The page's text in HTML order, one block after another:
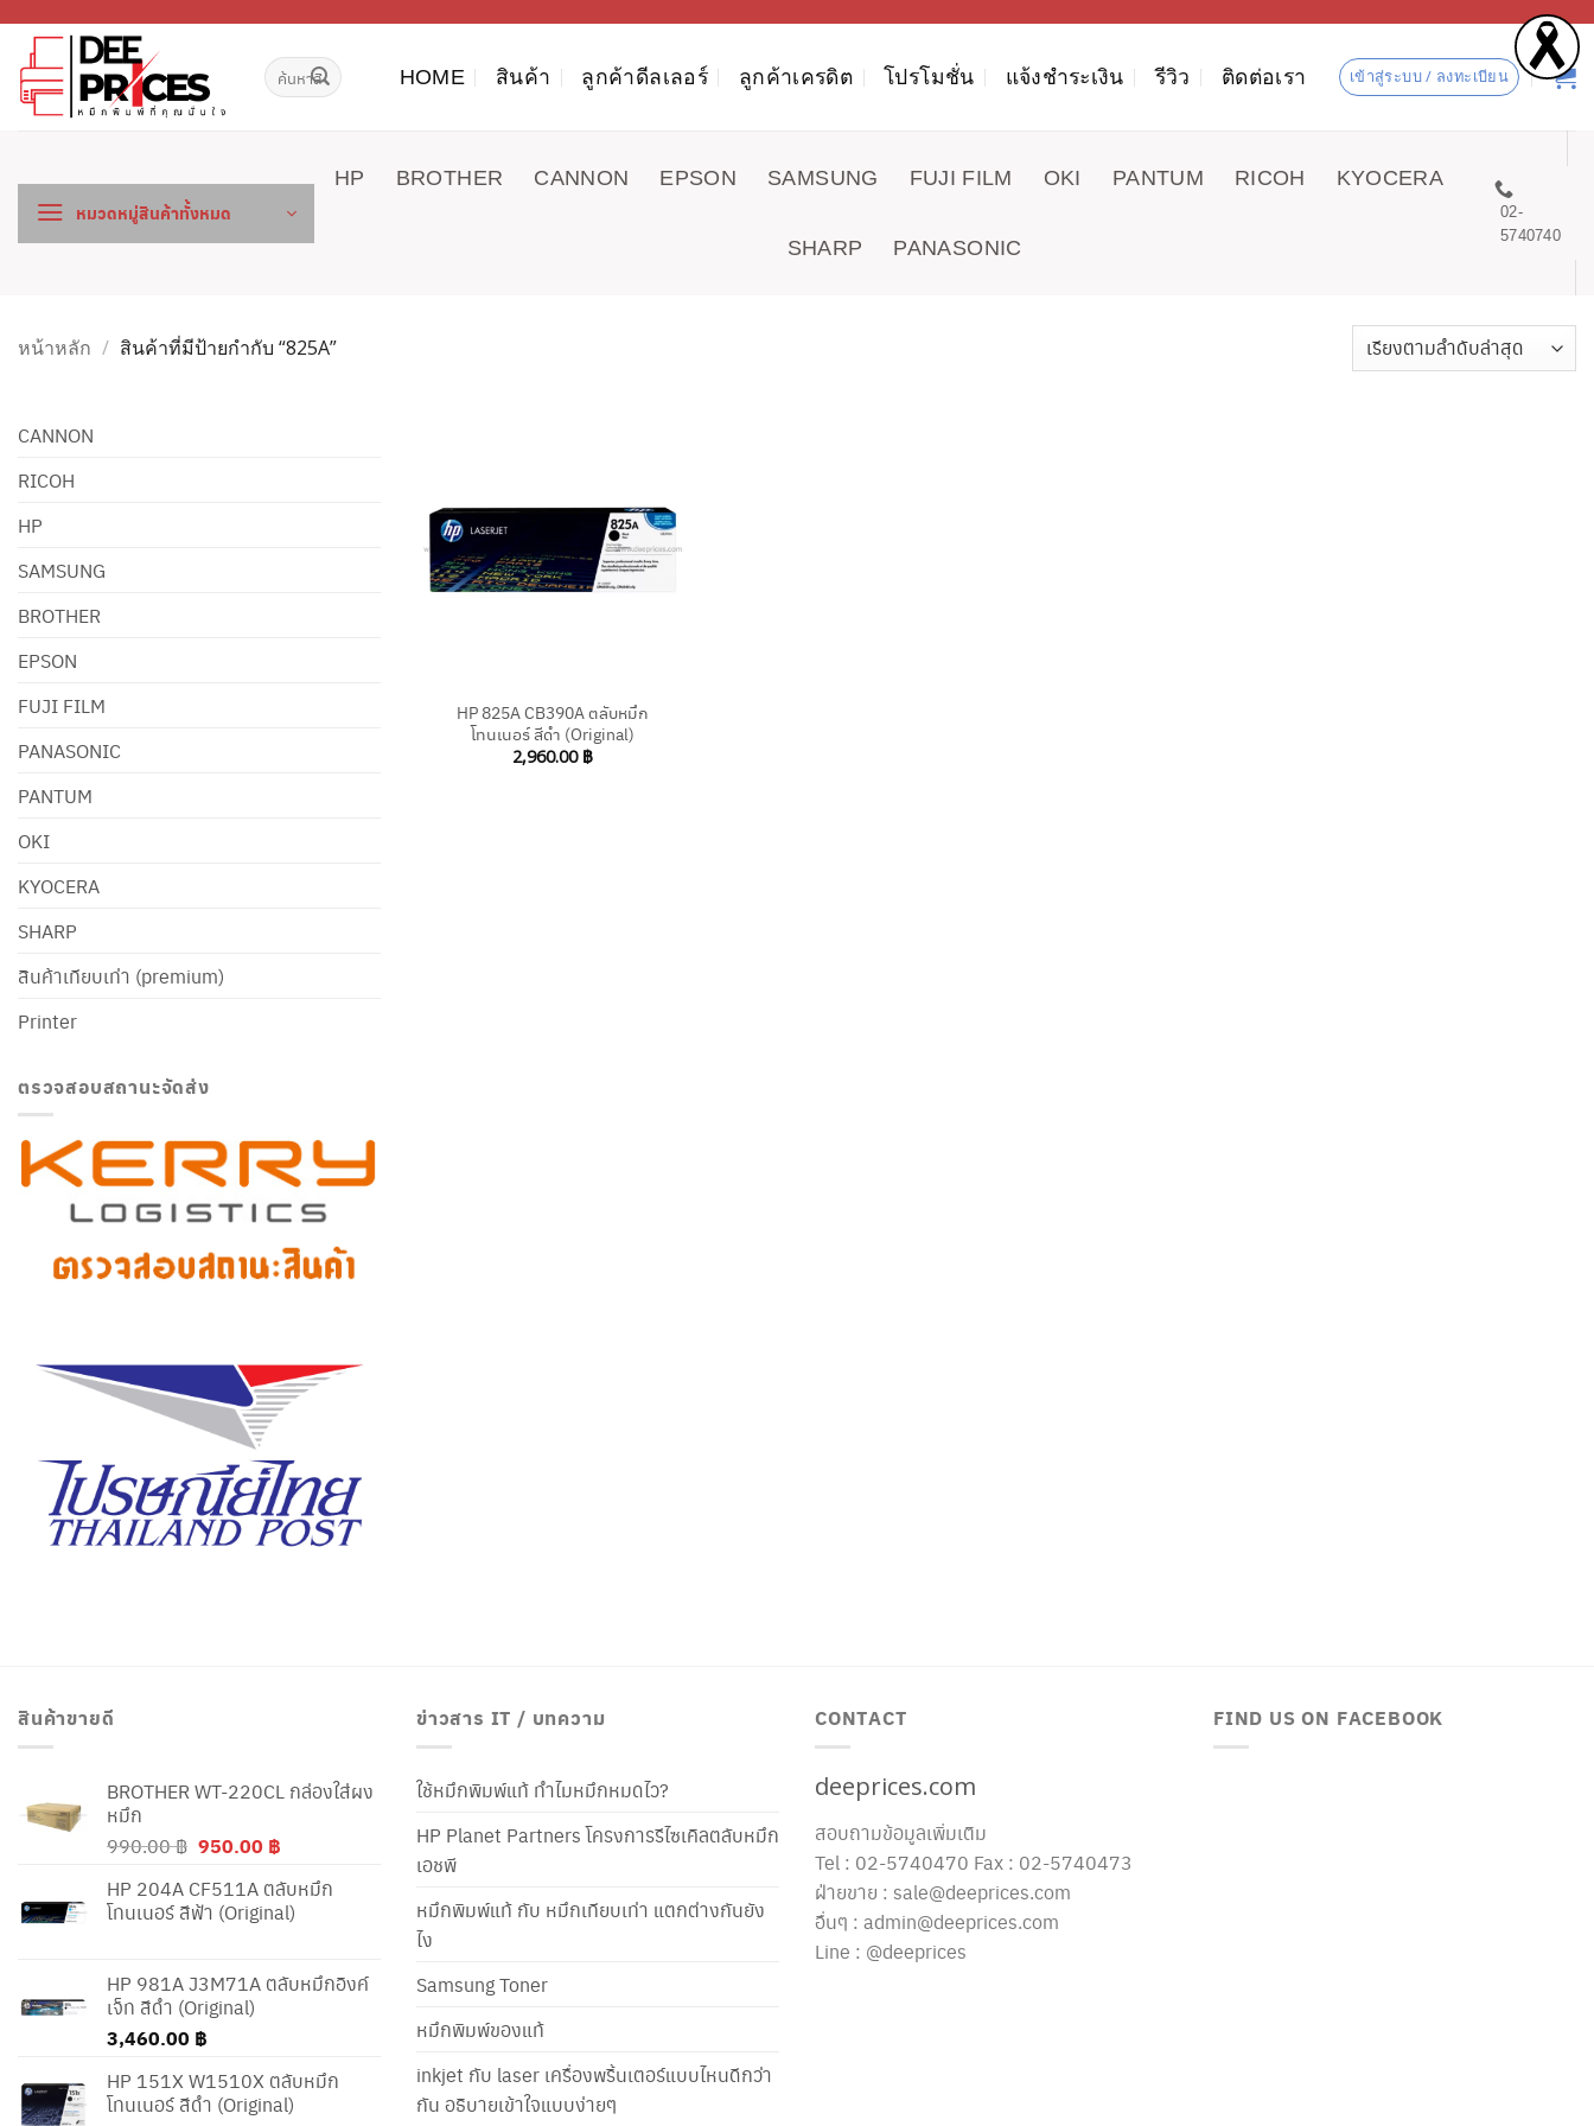
เนื้อหา
ค้นหา: HOME สินค้า ลูกค้าดีลเลอร์ ลูกค้าเครดิต โปรโมชั่น แจ้งชำระเงิน รีวิว ติดต่อเรา เข้าสู่ระบบ / ลงทะเบียน
หมวดหมู่สินค้าทั้งหมด
HP BROTHER CANNON EPSON SAMSUNG FUJI FILM OKI PANTUM RICOH KYOCERA
SHARP PANASONIC
02-
5740740
หน้าหลัก / สินค้าที่มีป้ายกำกับ “825A”
CANNON
RICOH
HP
SAMSUNG
BROTHER
EPSON
FUJI FILM
PANASONIC
PANTUM
OKI
KYOCERA
SHARP
สินค้าเทียบเท่า (premium)
Printer
ตรวจสอบสถานะจัดส่ง
HP 825A CB390A ตลับหมึก
โทนเนอร์ สีดำ (Original)
2,960.00 ฿
สินค้าขายดี
BROTHER WT-220CL กล่องใส่ผง
หมึก
990.00฿ Original
was:
990.00 ฿.
950.00 ฿Current
is:
950.00 ฿.
HP 204A CF511A ตลับหมึก
โทนเนอร์ สีฟ้า (Original)
HP 981A J3M71A ตลับหมึกอิงค์
เจ็ท สีดำ (Original)
3,460.00 ฿
HP 151X W1510X ตลับหมึก
โทนเนอร์ สีดำ (Original)
ข่าวสาร IT / บทความ
ใช้หมึกพิมพ์แท้ ทำไมหมึกหมดไว?
HP Planet Partners โครงการรีไซเคิลตลับหมึก
เอชพี
หมึกพิมพ์แท้ กับ หมึกเทียบเท่า แตกต่างกันยัง
ไง
Samsung Toner
หมึกพิมพ์ของแท้
inkjet กับ laser เครื่องพริ้นเตอร์แบบไหนดีกว่า
กัน อธิบายเข้าใจแบบง่ายๆ
CONTACT
deeprices.com
สอบถามข้อมูลเพิ่มเติม
Tel : 02-5740470 Fax : 02-5740473
ฝ่ายขาย : sale@deeprices.com
อื่นๆ : admin@deeprices.com
Line : @deeprices
FIND US ON FACEBOOK